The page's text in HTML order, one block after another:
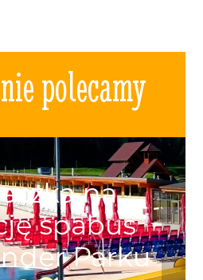
polecamy
na
spabus
Parku